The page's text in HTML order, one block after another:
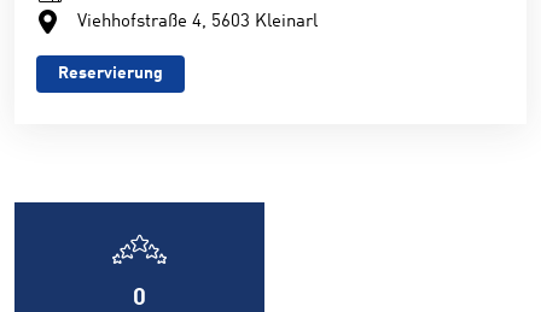
Viehhofstraße 4, 5603 Kleinarl
Reservierung
0